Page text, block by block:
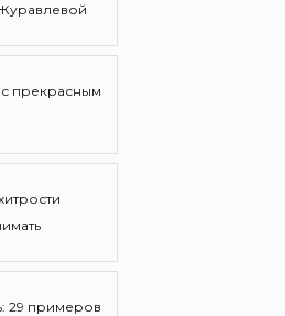
с прекрасным
29 примеров